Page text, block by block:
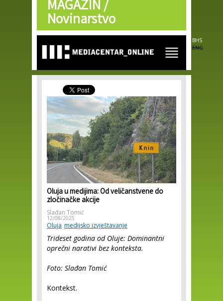
Skip to
main
content
MAGAZIN /
Novinarstvo
BHS
ENG
Oluja u medijima: Od veličanstvene do
zločinačke akcije
Slađan Tomić
12/08/2025
Oluja medijsko izvještavanje
Trideset godina od Oluje: Dominantni
oprečni narativi bez konteksta.
Foto: Slađan Tomić
Kontekst.